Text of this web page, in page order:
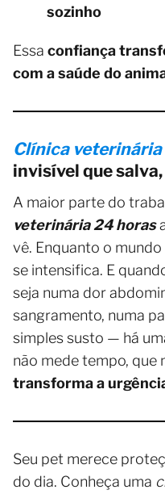
sozinho
Essa confiança
com a saúde do
Clínica
invisível que
A maior parte do
veterinária 24 horas
vê. Enquanto o
se intensifica. E
seja numa dor
sangramento, numa
simples susto — há
não mede tempo, que
transforma a
Seu pet merece
do dia. Conheça uma